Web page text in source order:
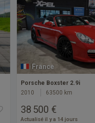
France
Porsche Boxster 2.9i
2010
63500 km
38 500 €
Actualisé il y a 14 jours